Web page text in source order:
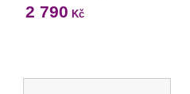
2 790 Kč